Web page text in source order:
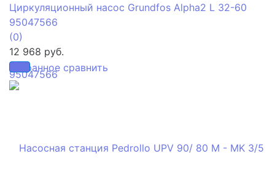
избранное сравнить
Циркуляционный насос Grundfos Alpha2 L 32-60
95047566
(0)
12 968 руб.